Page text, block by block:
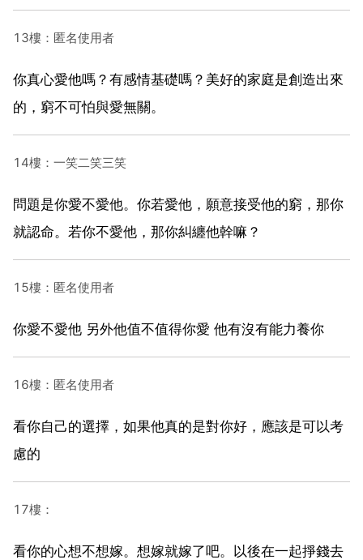
13樓：匿名使用者
你真心愛他嗎？有感情基礎嗎？美好的家庭是創造出來
的，窮不可怕與愛無關。
14樓：一笑二笑三笑
問題是你愛不愛他。你若愛他，願意接受他的窮，那你
就認命。若你不愛他，那你糾纏他幹嘛？
15樓：匿名使用者
你愛不愛他 另外他值不值得你愛 他有沒有能力養你
16樓：匿名使用者
看你自己的選擇，如果他真的是對你好，應該是可以考
慮的
17樓：
看你的心想不想嫁。想嫁就嫁了吧。以後在一起掙錢去